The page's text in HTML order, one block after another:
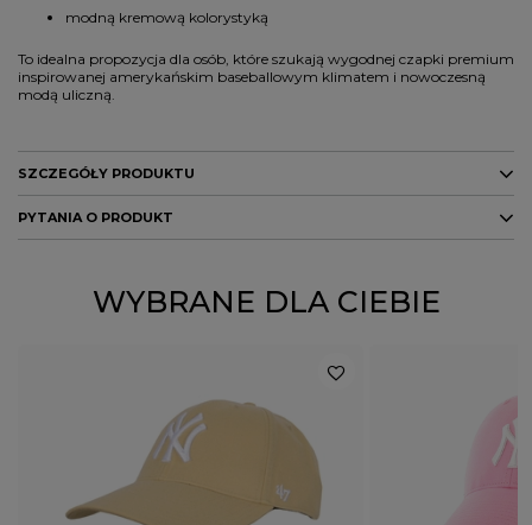
modną kremową kolorystyką
To idealna propozycja dla osób, które szukają wygodnej czapki premium
inspirowanej amerykańskim baseballowym klimatem i nowoczesną
modą uliczną.
SZCZEGÓŁY PRODUKTU
Marka 47 Brand
kremowy
Potwierdź obecność oznaczeń lub etykiet
wymaganych przepisami
nie
Rodzaj nakrycia głowy czapka z daszkiem
PYTANIA O PRODUKT
ZADAJ PYTANIE
WYBRANE DLA CIEBIE